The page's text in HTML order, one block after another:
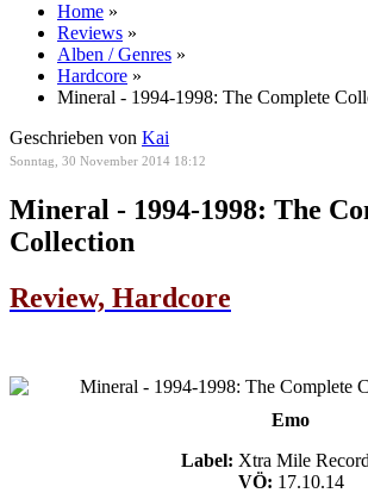
Home »
Reviews »
Alben / Genres »
Hardcore »
Mineral - 1994-1998: The Complete
Geschrieben von Kai
Sonntag, 30 November 2014 18:12
Mineral - 1994-1998: The
Collection
Review, Hardcore
Emo
Label: Xtra Mile
VÖ: 17.10.14